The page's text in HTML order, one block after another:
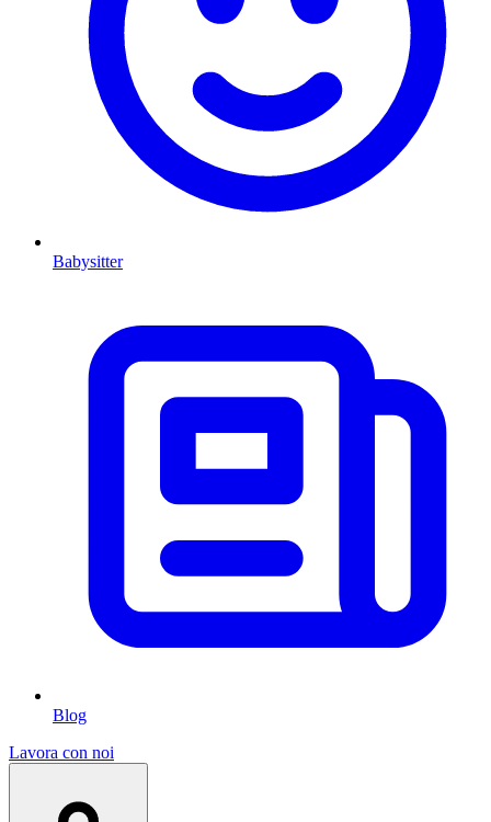
Babysitter
Blog
Lavora con noi